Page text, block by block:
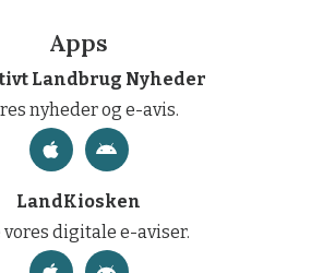
Apps
Landbrug Nyheder
nyheder og e-avis.
LandKiosken
vores digitale e-aviser.